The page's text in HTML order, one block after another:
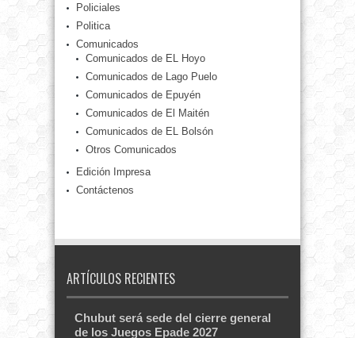
Policiales
Politica
Comunicados
Comunicados de EL Hoyo
Comunicados de Lago Puelo
Comunicados de Epuyén
Comunicados de El Maitén
Comunicados de EL Bolsón
Otros Comunicados
Edición Impresa
Contáctenos
ARTÍCULOS RECIENTES
Chubut será sede del cierre general
de los Juegos Epade 2027